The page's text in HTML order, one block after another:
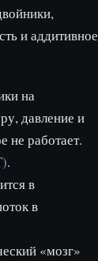
и аддитивное
на
давление и
не работает.
.
в
в
«мозг»